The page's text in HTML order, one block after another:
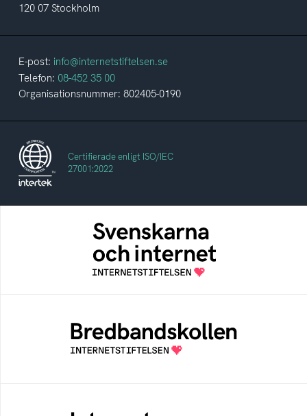
120 07 Stockholm
E-post: info@internetstiftelsen.se
Telefon: 08-452 35 00
Organisationsnummer: 802405-0190
Certifierade enligt ISO/IEC
27001:2022
Svenskarna och internet
En årlig studie av svenska folkets
internetvanor
Bredbandskollen är ett oberoende
konsumentverktyg som drivs av
Internetstiftelsen